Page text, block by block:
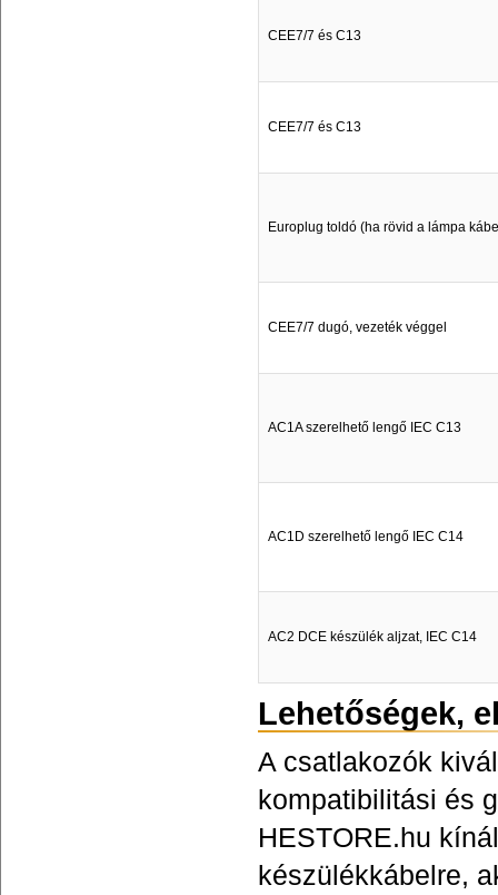
CEE7/7 és C13
CEE7/7 és C13
Europlug toldó (ha rövid a lámpa
CEE7/7 dugó, vezeték véggel
AC1A szerelhető lengő IEC C13
AC1D szerelhető lengő IEC C14
AC2 DCE készülék aljzat, IEC C14
Lehetőségek,
A csatlakozók
kompatibilitási és
HESTORE.hu
készülékkábelre,